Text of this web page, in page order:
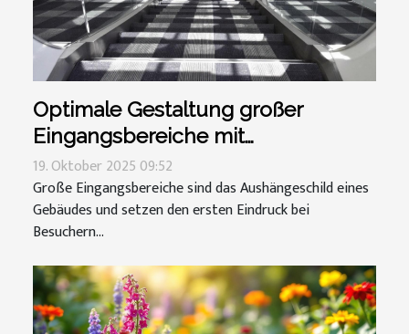
Optimale Gestaltung großer
Eingangsbereiche mit
Schmutzmatten
19. Oktober 2025 09:52
Große Eingangsbereiche sind das Aushängeschild eines
Gebäudes und setzen den ersten Eindruck bei
Besuchern...